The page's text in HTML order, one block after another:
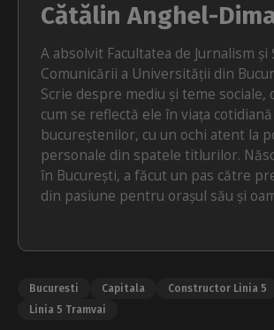
Cătălin Anghel-
A absolvit Facultatea de Jurnalism și
Comunicării a Universității din
Scrie despre mediu și teme sociale,
cum se reflectă ele în viața cotidiană
bucureștenilor, cu un ochi atent la
personale din spatele titlurilor.
în București, a făcut un pas către
din pasiune pentru orașul său și
Bucuresti Capitala Constructor Linia 5
Linia 5 Tramvai